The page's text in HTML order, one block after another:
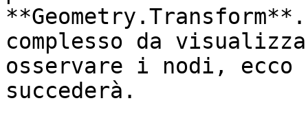
complesso da
osservare i nodi, ecco
succederà.